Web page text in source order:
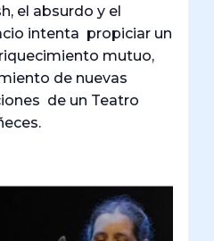
el absurdo y el
intenta propiciar un
mutuo,
de nuevas
de un Teatro